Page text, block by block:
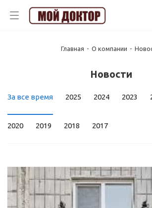
Главная - О компании -
Новости
За все время 2025 2024 2023
2020 2019 2018 2017